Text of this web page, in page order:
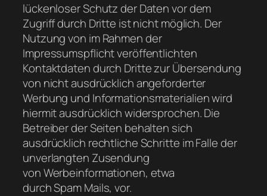
lückenloser Schutz der Daten vor dem
Zugriff durch Dritte ist nicht möglich. Der
Nutzung von im Rahmen der
Impressumspflicht veröffentlichten
Kontaktdaten durch Dritte zur Übersendung
von nicht ausdrücklich angeforderter
Werbung und Informationsmaterialien wird
hiermit ausdrücklich widersprochen. Die
Betreiber der Seiten behalten sich
ausdrücklich rechtliche Schritte im Falle der
unverlangten Zusendung
von Werbeinformationen, etwa
durch Spam Mails, vor.